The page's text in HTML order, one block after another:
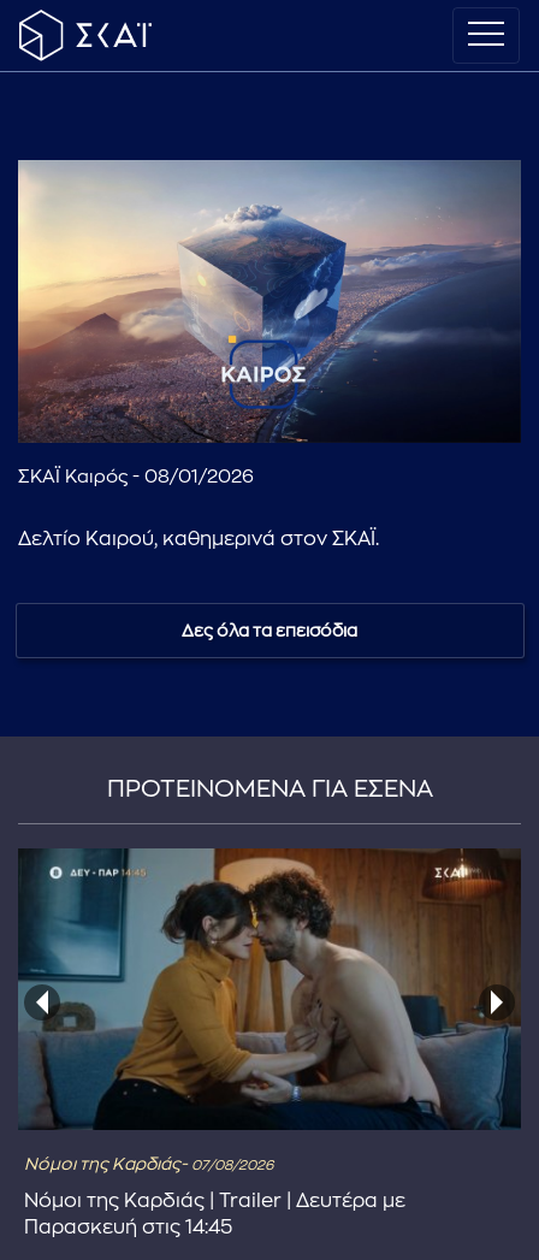
...πληκτρολογήστε κείμενο προς αναζήτηση
ΣΚΑΪ Καιρός - 08/01/2026
Δελτίο Καιρού, καθημερινά στον ΣΚΑΪ.
Δες όλα τα επεισόδια
ΠΡΟΤΕΙΝΟΜΕΝΑ ΓΙΑ ΕΣΕΝΑ
Νόμοι της Καρδιάς- 07/08/2026
Νόμοι της Καρδιάς | Trailer | Δευτέρα με
Παρασκευή στις 14:45